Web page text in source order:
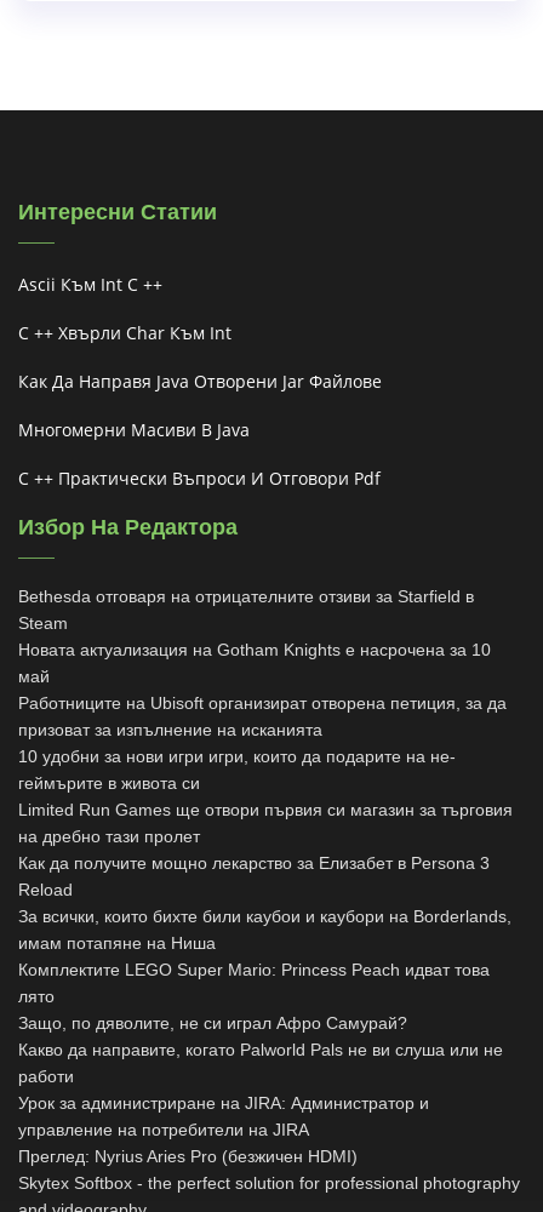
Интересни Статии
Ascii Към Int C ++
C ++ Хвърли Char Към Int
Как Да Направя Java Отворени Jar Файлове
Многомерни Масиви В Java
C ++ Практически Въпроси И Отговори Pdf
Избор На Редактора
Bethesda отговаря на отрицателните отзиви за Starfield в
Steam
Новата актуализация на Gotham Knights е насрочена за 10
май
Работниците на Ubisoft организират отворена петиция, за да
призоват за изпълнение на исканията
10 удобни за нови игри игри, които да подарите на не-
геймърите в живота си
Limited Run Games ще отвори първия си магазин за търговия
на дребно тази пролет
Как да получите мощно лекарство за Елизабет в Persona 3
Reload
За всички, които бихте били каубои и каубори на Borderlands,
имам потапяне на Ниша
Комплектите LEGO Super Mario: Princess Peach идват това
лято
Защо, по дяволите, не си играл Афро Самурай?
Какво да направите, когато Palworld Pals не ви слуша или не
работи
Урок за администриране на JIRA: Администратор и
управление на потребители на JIRA
Преглед: Nyrius Aries Pro (безжичен HDMI)
Skytex Softbox - the perfect solution for professional photography